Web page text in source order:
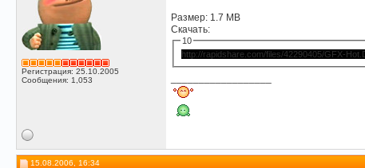
Регистрация: 25.10.2005
Сообщения: 1,053
Размер: 1.7 MB
Скачать:
10
http://rapidshare.com/files/42290405/GFX-
15.08.2006, 16:34